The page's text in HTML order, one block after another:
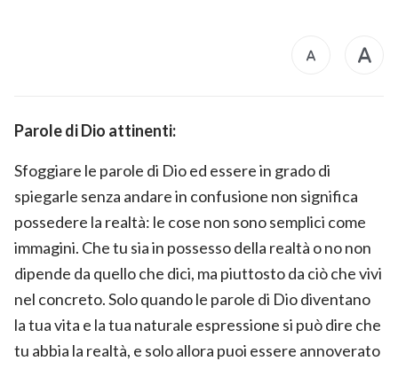
Parole di Dio attinenti:
Sfoggiare le parole di Dio ed essere in grado di
spiegarle senza andare in confusione non significa
possedere la realtà: le cose non sono semplici come
immagini. Che tu sia in possesso della realtà o no non
dipende da quello che dici, ma piuttosto da ciò che vivi
nel concreto. Solo quando le parole di Dio diventano
la tua vita e la tua naturale espressione si può dire che
tu abbia la realtà, e solo allora puoi essere annoverato